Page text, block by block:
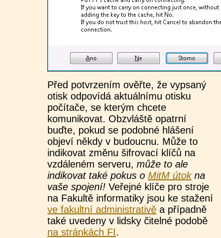
Před potvrzením ověřte, že vypsaný
otisk odpovídá aktuálnímu otisku
počítače, se kterým chcete
komunikovat. Obzvláště opatrní
buďte, pokud se podobné hlášení
objeví někdy v budoucnu. Může to
indikovat změnu šifrovací klíčů na
vzdáleném serveru, může to ale
indikovat také pokus o MitM útokna
vaše spojení! Veřejné klíče pro stroje
na Fakultě informatiky jsou ke stažení
ve fakultní administrativě a případně
také uvedeny v lidsky čitelné podobě
na stránkách FI.